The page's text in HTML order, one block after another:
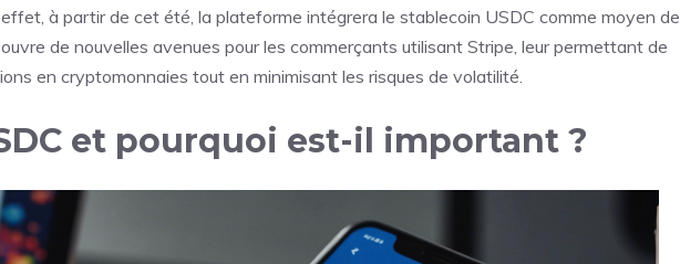
à partir de cet été, la plateforme intégrera le stablecoin USDC comme moyen de
de nouvelles avenues pour les commerçants utilisant Stripe, leur permettant de
en cryptomonnaies tout en minimisant les risques de volatilité.
et pourquoi est-il important ?